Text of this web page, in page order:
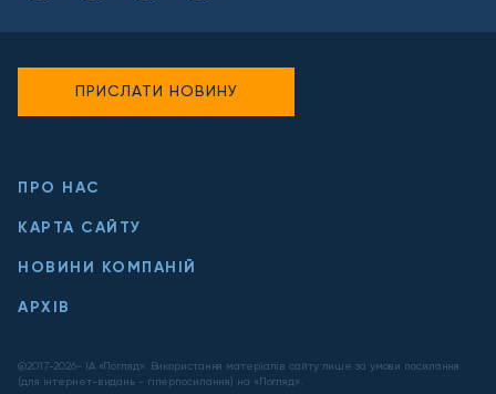
ПРО НАС
КАРТА САЙТУ
НОВИНИ КОМПАНІЙ
АРХІВ
@2017-2026- ІА «Погляд». Використання матеріалів сайту лише за умови посилання
(для інтернет-видань - гіперпосилання) на «Погляд».
ПРИСЛАТИ НОВИНУ